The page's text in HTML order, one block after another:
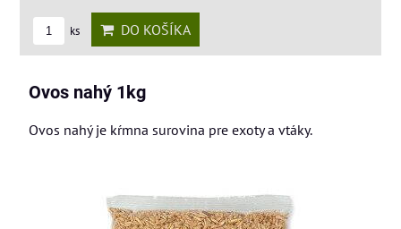
ks DO KOŠÍKA
Ovos nahý 1kg
Ovos nahý je kŕmna surovina pre exoty a vtáky.